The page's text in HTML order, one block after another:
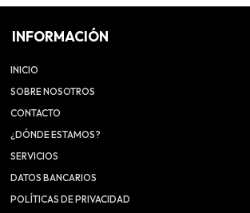
INFORMACIÓN
INICIO
SOBRE NOSOTROS
CONTACTO
¿DÓNDE ESTAMOS?
SERVICIOS
DATOS BANCARIOS
POLÍTICAS DE PRIVACIDAD